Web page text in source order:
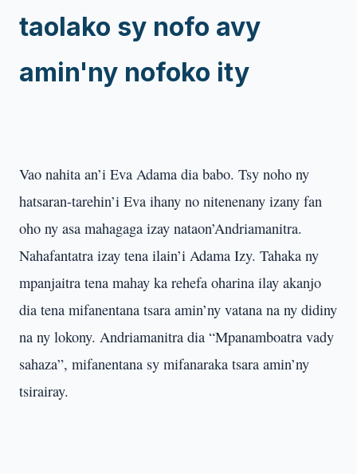
taolako sy nofo avy
amin'ny nofoko ity
Vao nahita an’i Eva Adama dia babo. Tsy noho ny
hatsaran-tarehin’i Eva ihany no nitenenany izany fan
oho ny asa mahagaga izay nataon’Andriamanitra.
Nahafantatra izay tena ilain’i Adama Izy. Tahaka ny
mpanjaitra tena mahay ka rehefa oharina ilay akanjo
dia tena mifanentana tsara amin’ny vatana na ny didiny
na ny lokony. Andriamanitra dia “Mpanamboatra vady
sahaza”, mifanentana sy mifanaraka tsara amin’ny
tsirairay.